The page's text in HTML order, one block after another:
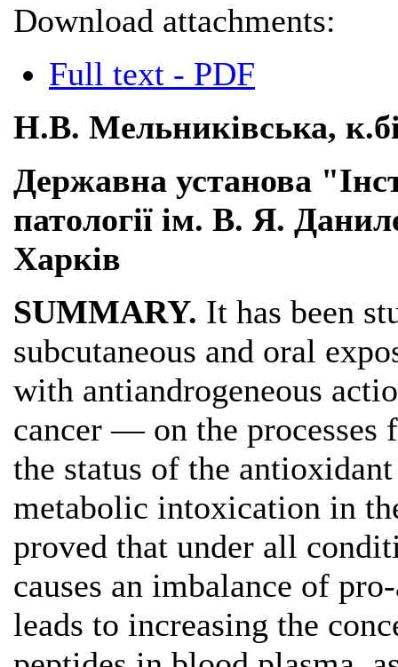
Download attachments:
Full text - PDF
Н.В. Мельниківська,
Державна установа
патології ім. В. Я.
Харків
SUMMARY. It has been
subcutaneous and oral
with antiandrogeneous
cancer — on the
the status of the
metabolic intoxication in
proved that under all
causes an imbalance of
leads to increasing the